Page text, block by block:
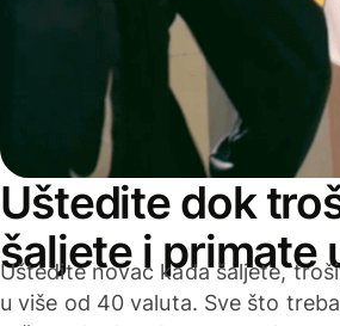
Uštedite dok
šaljete i primate
Uštedite novac kada šaljete,
u više od 40 valuta. Sve što